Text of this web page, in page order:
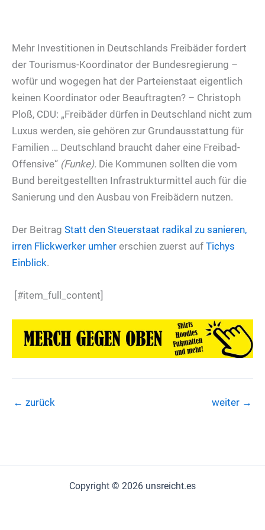
Mehr Investitionen in Deutschlands Freibäder fordert
der Tourismus-Koordinator der Bundesregierung –
wofür und wogegen hat der Parteienstaat eigentlich
keinen Koordinator oder Beauftragten? – Christoph
Ploß, CDU: „Freibäder dürfen in Deutschland nicht zum
Luxus werden, sie gehören zur Grundausstattung für
Familien … Deutschland braucht daher eine Freibad-
Offensive“ (Funke). Die Kommunen sollten die vom
Bund bereitgestellten Infrastrukturmittel auch für die
Sanierung und den Ausbau von Freibädern nutzen.
Der Beitrag Statt den Steuerstaat radikal zu sanieren,
irren Flickwerker umher erschien zuerst auf Tichys
Einblick.
[#item_full_content]
← zurück weiter →
Copyright © 2026 unsreicht.es